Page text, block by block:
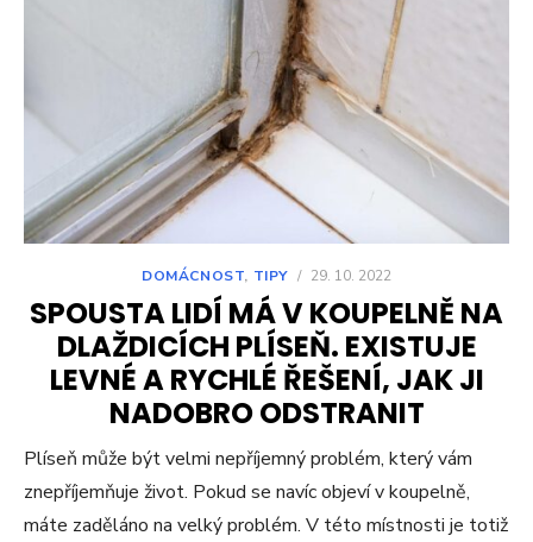
DOMÁCNOST, TIPY / 29. 10. 2022
SPOUSTA LIDÍ MÁ V KOUPELNĚ NA
DLAŽDICÍCH PLÍSEŇ. EXISTUJE
LEVNÉ A RYCHLÉ ŘEŠENÍ, JAK JI
NADOBRO ODSTRANIT
Plíseň může být velmi nepříjemný problém, který vám
znepříjemňuje život. Pokud se navíc objeví v koupelně,
máte zaděláno na velký problém. V této místnosti je totiž